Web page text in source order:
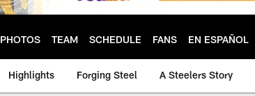
PHOTOS TEAM SCHEDULE FANS EN ESPAÑOL
Highlights Forging Steel A Steelers Story